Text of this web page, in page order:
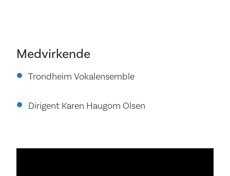
Medvirkende
Trondheim Vokalensemble
Dirigent Karen Haugom Olsen